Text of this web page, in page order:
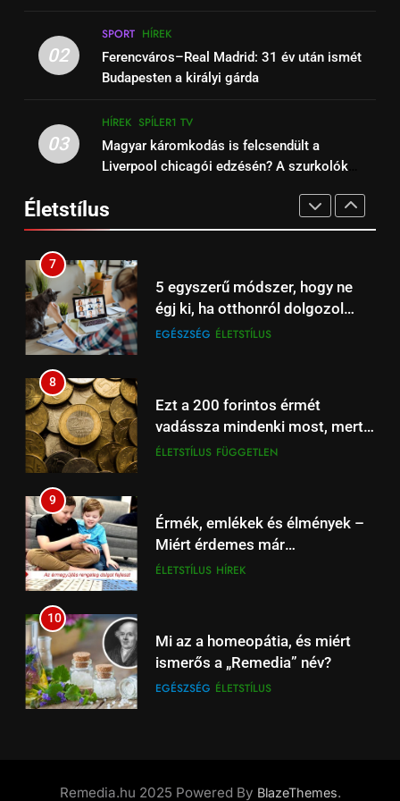
Liverpool – West Ham: Premier
League focimeccs ma a Spíler1
TV-n élőben
HÍREK SPÍLER1 TV
15
Bournemouth – Liverpool:
Premier League-meccs ma
16
Liverpool – Burnley: Premier
League focimeccs a Spíler1 TV-
n ma élőben
HÍREK SPÍLER1 TV
17
Barcelona – Real Madrid:
szuperkupa-döntő ma este –
Spíler2 és A Sport2 TV élőben
21:00
HÍREK SPÍLER2 TV
18
Arsenal – Liverpool
szuperrangadó az Emiratesben,
Spíler1 TV 21:00-tól élőben
online.
HÍREK SPORT
19
Beharangozó: Fulham –
Liverpool Premier League
focimeccs ma az Aréna 4 TV-n
ÉLŐ FÜGGETLEN
és Kerkez is a fókuszban
HÍREK SPORT
02
SPORT HÍREK
Ferencváros–Real Madrid: 31 év után ismét
Budapesten a királyi gárda
03
HÍREK SPÍLER1 TV
Magyar káromkodás is felcsendült a
Liverpool chicagói edzésén? A szurkolók
Életstílus
Zöld jelzés a jégre:
engedélyezték a korcsolyázást
6
Őrizzük meg mentális
egészségünket télen is!
7
5 egyszerű módszer, hogy ne
égj ki, ha otthonról dolgozol
számítógépen
EGÉSZSÉG ÉLETSTÍLUS
8
Ezt a 200 forintos érmét
vadássza mindenki most, mert
sokszorosát éri (+videó)
ÉLETSTÍLUS FÜGGETLEN
9
Érmék, emlékek és élmények –
Miért érdemes már
gyermekkortól foglalkozni a
ÉLETSTÍLUS HÍREK
10
Mi az a homeopátia, és miért
ismerős a „Remedia” név?
EGÉSZSÉG ÉLETSTÍLUS
Remedia.hu 2025 Powered By BlazeThemes.